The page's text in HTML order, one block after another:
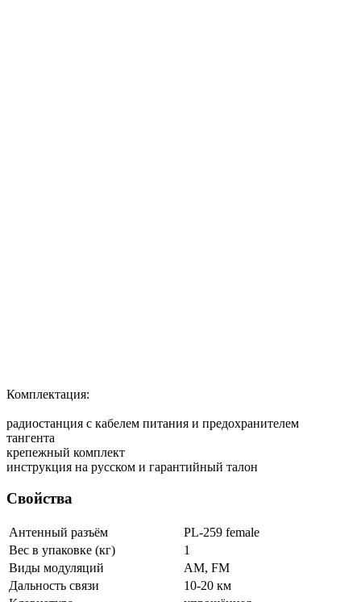
Комплектация:
радиостанция c кабелем питания и предохранителем
тангента
крепежный комплект
инструкция на русском и гарантийный талон
Свойства
Антенный разъём
PL-259 female
Вес в упаковке (кг)
1
Виды модуляций
AM, FM
Дальность связи
10-20 км